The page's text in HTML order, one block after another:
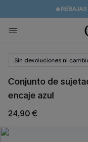
👒PROMOCIÓN
🚚ENVÍO
Sin devoluciones ni
Conjunto de
encaje azul
24,90 €